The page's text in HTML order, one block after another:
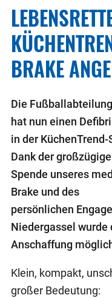
BRAKE
Die
hat nun einen
in der
Dank der
Spende unseres
Brake und des
persönlichen
Niedergassel wurde
Anschaffung
Klein, kompakt,
großer Bedeutung: